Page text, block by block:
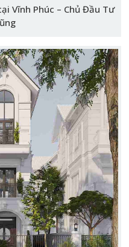
Vĩnh Phúc – Chủ Đầu Tư